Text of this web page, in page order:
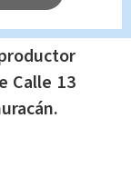
las
Calle 13